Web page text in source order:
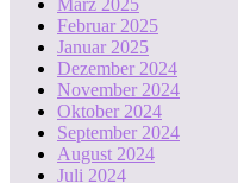
März 2025
Februar 2025
Januar 2025
Dezember 2024
November 2024
Oktober 2024
September 2024
August 2024
Juli 2024